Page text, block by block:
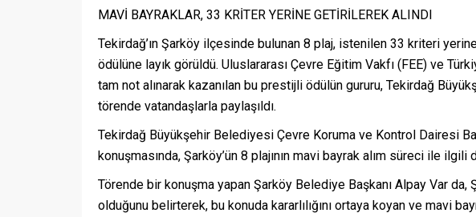
MAVİ BAYRAKLAR, 33 KRİTER YERİNE GETİRİLEREK ALINDI
Tekirdağ’ın Şarköy ilçesinde bulunan 8 plaj, istenilen 33 kriteri
ödülüne layık görüldü. Uluslararası Çevre Eğitim Vakfı (FEE) ve
tam not alınarak kazanılan bu prestijli ödülün gururu, Tekirdağ
törende vatandaşlarla paylaşıldı.
Tekirdağ Büyükşehir Belediyesi Çevre Koruma ve Kontrol Dairesi
konuşmasında, Şarköy’ün 8 plajının mavi bayrak alım süreci ile ilgili
Törende bir konuşma yapan Şarköy Belediye Başkanı Alpay Var da,
olduğunu belirterek, bu konuda kararlılığını ortaya koyan ve mavi